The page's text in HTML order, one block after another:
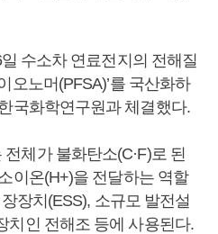
수소차 연료전지의 전해질
오노머(PFSA)’를 국산화하
국화학연구원과 체결했다.
체가 불화탄소(C·F)로 된
이온(H+)을 전달하는 역할
장치(ESS), 소규모 발전설
치인 전해조 등에 사용된다.